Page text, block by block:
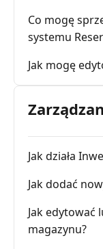
Co mogę
systemu
Jak mogę
Jak działa
Jak dodać
Jak edytować
magazynu?